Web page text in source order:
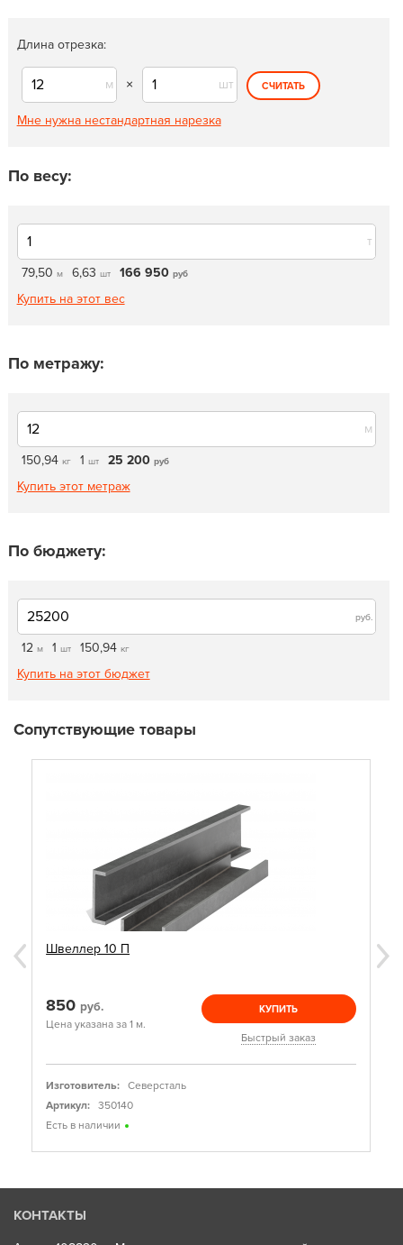
Длина отрезка:
м × шт СЧИТАТЬ
Мне нужна нестандартная нарезка
По весу:
т
79,50 м 6,63 шт 166 950 руб
Купить на этот вес
По метражу:
м
150,94 кг 1 шт 25 200 руб
Купить этот метраж
По бюджету:
руб.
12 м 1 шт 150,94 кг
Купить на этот бюджет
Сопутствующие товары
Швеллер 10 П
850 руб.
Цена указана за 1 м.
КУПИТЬ
Быстрый заказ
Изготовитель:
Северсталь
Артикул:
350140
Есть в наличии
КОНТАКТЫ